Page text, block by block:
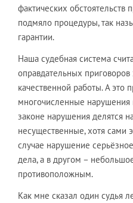
фактических обстоятельств
подмяло процедуры, так
гарантии.
Наша судебная система
оправдательных приговоров
качественной работы. А это
многочисленные
законе нарушения делятся
несущественные, хотя сами
случае нарушение
дела, а в другом –
противоположным.
Как мне сказал один судья